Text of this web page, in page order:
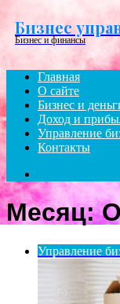
Бизнес
Бизнес и финансы
Главная
О сайте
Бизнес и
Доход и
Управление
Контакты
for
Месяц:
Управление